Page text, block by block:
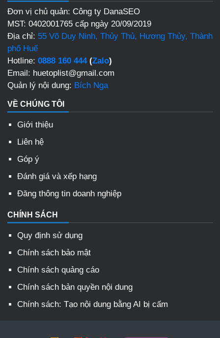
Đơn vị chủ quản: Công ty DanaSEO
MST: 0402001765 cấp ngày 20/09/2019
Địa chỉ: 55 Võ Duy Ninh, Thủy Thủ, Hương Thủy, Thành
phố Huế
Hotline: 0888 160 444(Zalo)
Email: huetoplist@gmail.com
Quản lý nội dung: Bích Nga
VỀ CHÚNG TÔI
Giới thiệu
Liên hệ
Góp ý
Đánh giá và xếp hạng
Đăng thông tin doanh nghiệp
CHÍNH SÁCH
Quy định sử dụng
Chính sách bảo mật
Chính sách quảng cáo
Chính sách bản quyền nội dung
Chính sách: Tạo nội dung bằng AI bị cấm